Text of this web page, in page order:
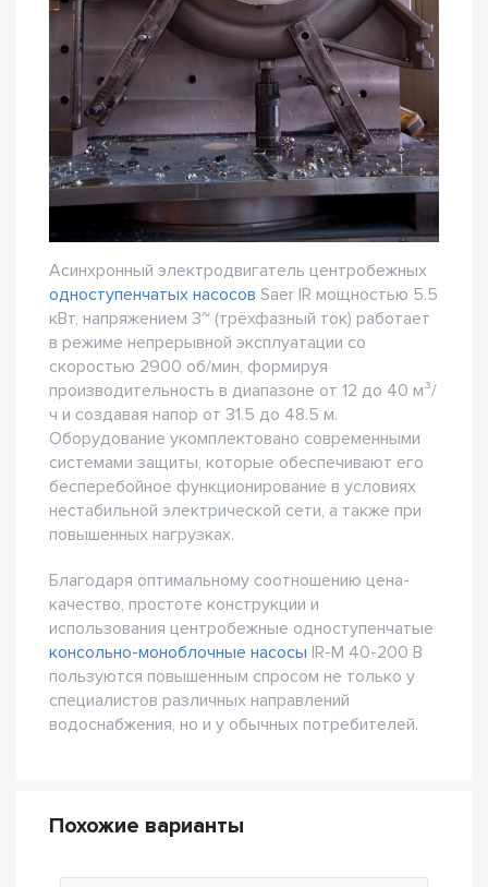
Асинхронный электродвигатель центробежных
одноступенчатых насосов Saer IR мощностью 5.5
кВт, напряжением 3~ (трёхфазный ток) работает
в режиме непрерывной эксплуатации со
скоростью 2900 об/мин, формируя
производительность в диапазоне от 12 до 40 м³/
ч и создавая напор от 31.5 до 48.5 м.
Оборудование укомплектовано современными
системами защиты, которые обеспечивают его
бесперебойное функционирование в условиях
нестабильной электрической сети, а также при
повышенных нагрузках.
Благодаря оптимальному соотношению цена-
качество, простоте конструкции и
использования центробежные одноступенчатые
консольно-моноблочные насосы IR-M 40-200 B
пользуются повышенным спросом не только у
специалистов различных направлений
водоснабжения, но и у обычных потребителей.
Похожие варианты